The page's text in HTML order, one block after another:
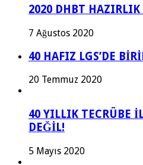
2020 DHBT HAZIRLIK
7 Ağustos 2020
40 HAFIZ LGS’DE
20 Temmuz 2020
40 YILLIK TECRÜBE
DEĞİL!
5 Mayıs 2020